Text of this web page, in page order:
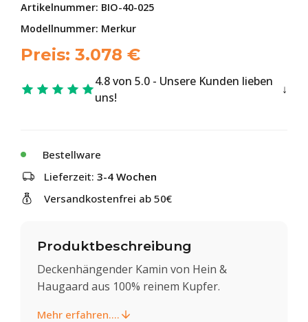
Artikelnummer: BIO-40-025
Modellnummer: Merkur
Preis: 3.078 €
4.8 von 5.0 - Unsere Kunden lieben
uns!
Bestellware
Lieferzeit: 3-4 Wochen
Versandkostenfrei ab 50€
Produktbeschreibung
Deckenhängender Kamin von Hein &
Haugaard aus 100% reinem Kupfer.
Mehr erfahren....